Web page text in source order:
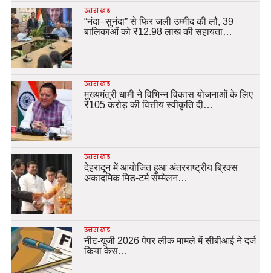
उत्तराखंड
“नंदा–सुनंदा” से फिर जली उम्मीद की लौ, 39
बालिकाओं को ₹12.98 लाख की सहायता…
उत्तराखंड
मुख्यमंत्री धामी ने विभिन्न विकास योजनाओं के लिए
₹105 करोड़ की वित्तीय स्वीकृति दी…
उत्तराखंड
देहरादून में आयोजित हुआ अंतरराष्ट्रीय ब्रिक्स
अकादमिक मिड-टर्म सम्मेलन…
उत्तराखंड
नीट-यूजी 2026 पेपर लीक मामले में सीबीआई ने दर्ज
किया केस…